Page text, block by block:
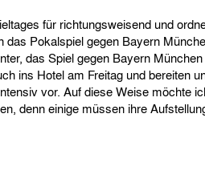
für richtungsweisend und
das Pokalspiel gegen Bayern
das Spiel gegen Bayern
ins Hotel am Freitag und bereiten
vor. Auf diese Weise möchte
denn einige müssen ihre